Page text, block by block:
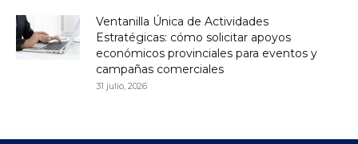
Ventanilla Única de Actividades
Estratégicas: cómo solicitar apoyos
económicos provinciales para eventos y
campañas comerciales
31 julio, 2026